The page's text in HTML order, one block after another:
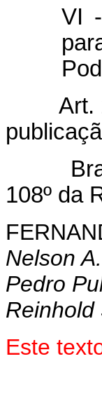
VI
Art. 2º
108º da
Nelson
Pedro
Reinhold
Este